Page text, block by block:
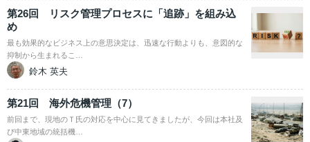
第26回 リスク管理プロセスに「追跡」を組み込
め
最も効果的なビジネス上の意思決定は、迅速な行動よりも、意図的な
抑制から生まれるこ…
鈴木 英夫
第21回 海外危機管理（7）
前回まで、現地のＴ氏の対応を中心に見てきましたが、今回は本社及
び中東地域の統括機…